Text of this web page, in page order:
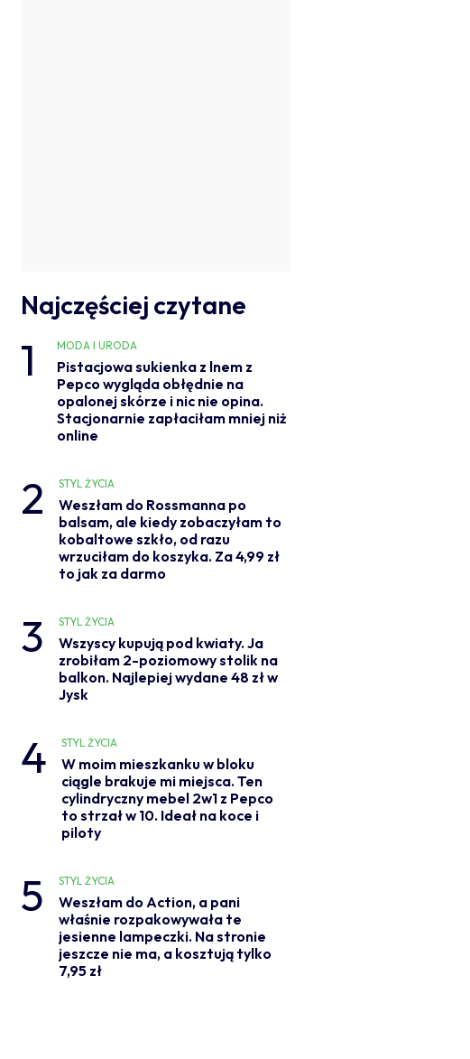
Najczęściej czytane
1 MODA I URODA
Pistacjowa sukienka z lnem z
Pepco wygląda obłędnie na
opalonej skórze i nic nie opina.
Stacjonarnie zapłaciłam mniej niż
online
2 STYL ŻYCIA
Weszłam do Rossmanna po
balsam, ale kiedy zobaczyłam to
kobaltowe szkło, od razu
wrzuciłam do koszyka. Za 4,99 zł
to jak za darmo
3 STYL ŻYCIA
Wszyscy kupują pod kwiaty. Ja
zrobiłam 2-poziomowy stolik na
balkon. Najlepiej wydane 48 zł w
Jysk
4 STYL ŻYCIA
W moim mieszkanku w bloku
ciągle brakuje mi miejsca. Ten
cylindryczny mebel 2w1 z Pepco
to strzał w 10. Ideał na koce i
piloty
5 STYL ŻYCIA
Weszłam do Action, a pani
właśnie rozpakowywała te
jesienne lampeczki. Na stronie
jeszcze nie ma, a kosztują tylko
7,95 zł